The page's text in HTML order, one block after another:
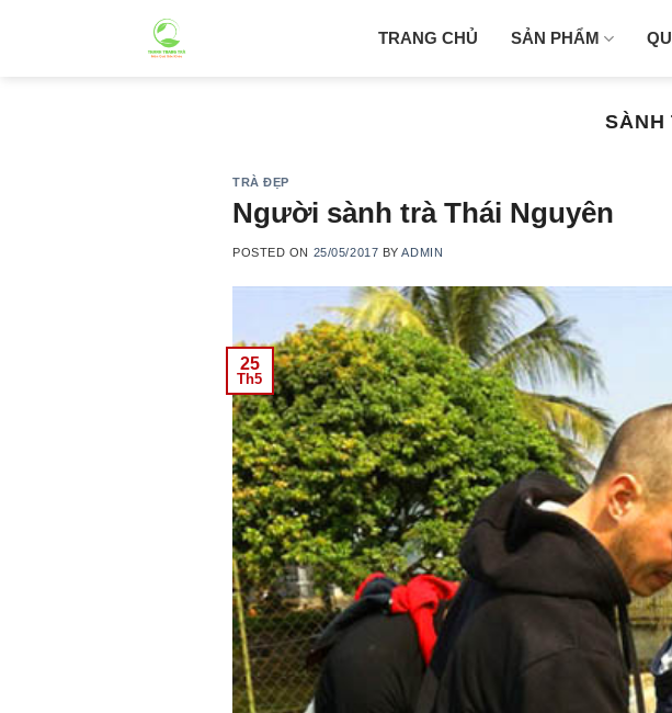
TRANG CHỦ SẢN PHẨM
SÀNH
TRÀ ĐẸP
Người sành trà Thái Nguyên
POSTED ON 25/05/2017 BYADMIN
25
Th5